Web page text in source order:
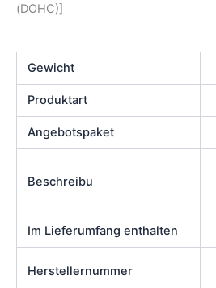
(DOHC)]
Gewicht
Produktart
Angebotspaket
Beschreibu
Im Lieferumfang enthalten
Herstellernummer